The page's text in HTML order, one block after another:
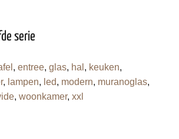
serie
, entree, glas, hal , keuken,
, lampen, led, modern, muranoglas,
, woonkamer, xxl